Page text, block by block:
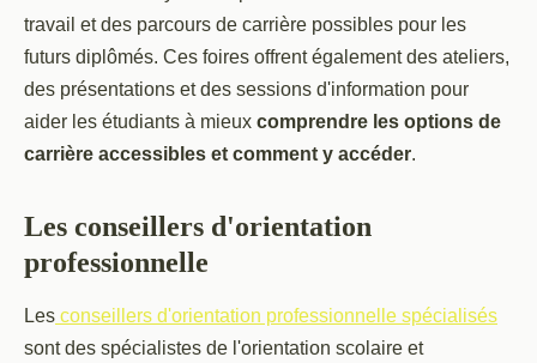
travail et des parcours de carrière possibles pour les
futurs diplômés. Ces foires offrent également des ateliers,
des présentations et des sessions d'information pour
aider les étudiants à mieux comprendre les options de
carrière accessibles et comment y accéder.
Les conseillers d'orientation
professionnelle
Les conseillers d'orientation professionnelle spécialisés
sont des spécialistes de l'orientation scolaire et